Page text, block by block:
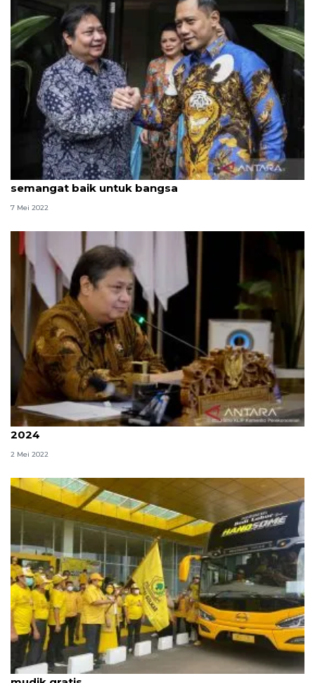
AHY sebut silaturahim antarpemimpin bangun
semangat baik untuk bangsa
7 Mei 2022
Airlangga: Idul Fitri jaga persatuan jelang Pemilu
2024
2 Mei 2022
Ketum Golkar berangkatkan ratusan peserta